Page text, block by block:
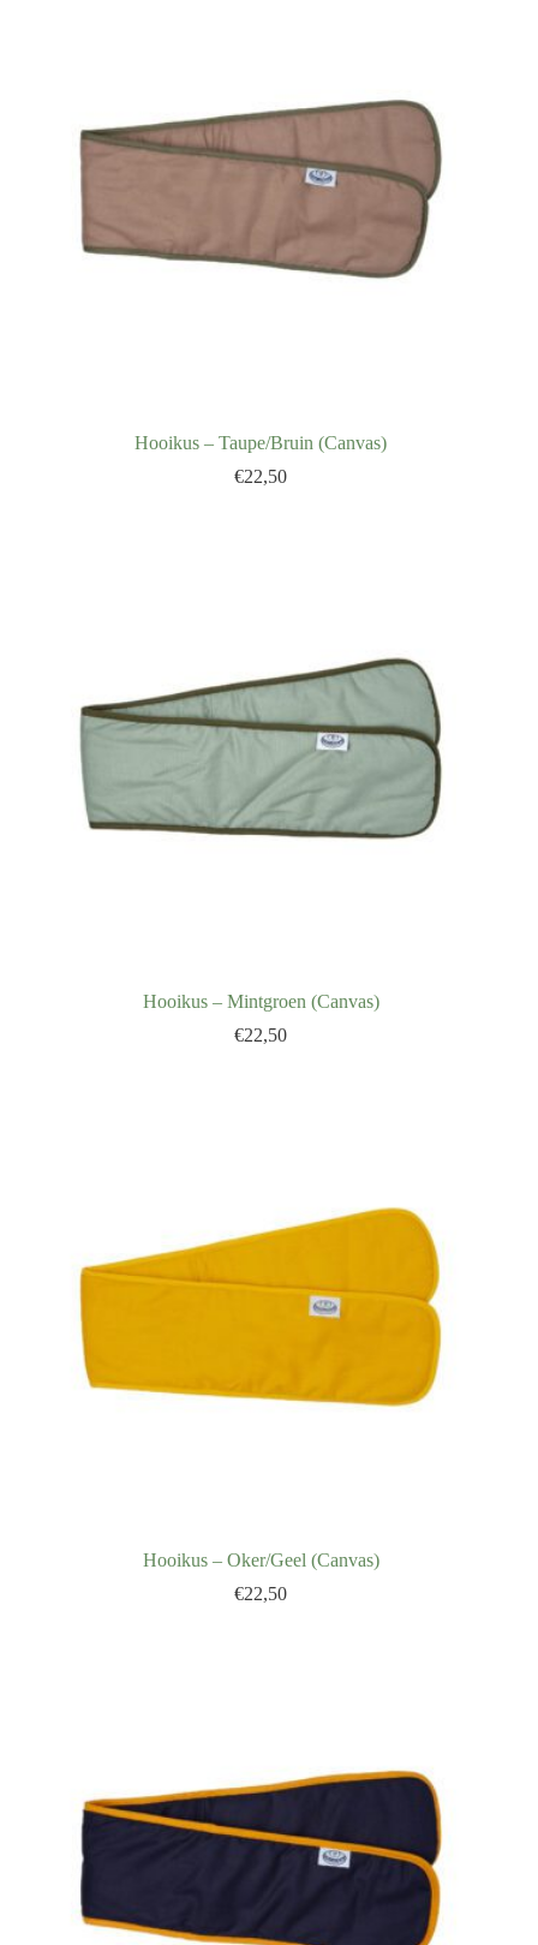
Hooikus – Taupe/Bruin (Canvas)
€22,50
Hooikus – Mintgroen (Canvas)
€22,50
Hooikus – Oker/Geel (Canvas)
€22,50